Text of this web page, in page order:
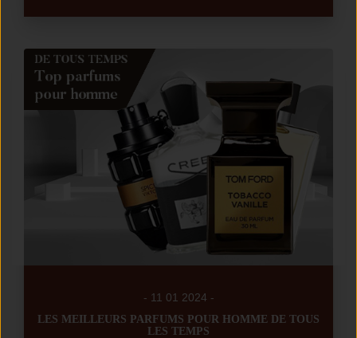
- 11 01 2024 -
LES MEILLEURS PARFUMS POUR HOMME DE TOUS
LES TEMPS